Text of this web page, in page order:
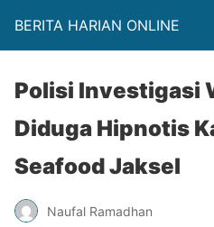
BERITA HARIAN ONLINE
Polisi Investigasi
Diduga Hipnotis
Seafood Jaksel
Naufal Ramadhan